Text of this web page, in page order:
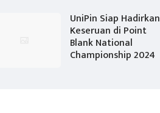
UniPin Siap Hadirkan
Keseruan di Point
Blank National
Championship 2024